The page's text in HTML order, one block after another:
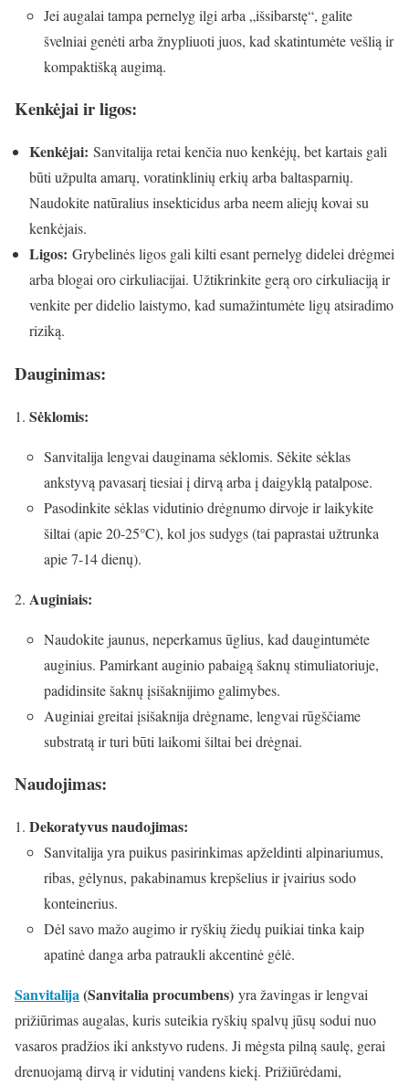
Jei augalai tampa pernelyg ilgi arba „išsibarstę“, galite
švelniai genėti arba žnypliuoti juos, kad skatintumėte vešlią ir
kompaktišką augimą.
Kenkėjai ir ligos:
Kenkėjai: Sanvitalija retai kenčia nuo kenkėjų, bet kartais gali
būti užpulta amarų, voratinklinių erkių arba baltasparnių.
Naudokite natūralius insekticidus arba neem aliejų kovai su
kenkėjais.
Ligos: Grybelinės ligos gali kilti esant pernelyg didelei drėgmei
arba blogai oro cirkuliacijai. Užtikrinkite gerą oro cirkuliaciją ir
venkite per didelio laistymo, kad sumažintumėte ligų atsiradimo
riziką.
Dauginimas:
Sėklomis:
Sanvitalija lengvai dauginama sėklomis. Sėkite sėklas
ankstyvą pavasarį tiesiai į dirvą arba į daigyklą patalpose.
Pasodinkite sėklas vidutinio drėgnumo dirvoje ir laikykite
šiltai (apie 20-25°C), kol jos sudygs (tai paprastai užtrunka
apie 7-14 dienų).
Auginiais:
Naudokite jaunus, neperkamus ūglius, kad daugintumėte
auginius. Pamirkant auginio pabaigą šaknų stimuliatoriuje,
padidinsite šaknų įsišaknijimo galimybes.
Auginiai greitai įsišaknija drėgname, lengvai rūgščiame
substratą ir turi būti laikomi šiltai bei drėgnai.
Naudojimas:
Dekoratyvus naudojimas:
Sanvitalija yra puikus pasirinkimas apželdinti alpinariumus,
ribas, gėlynus, pakabinamus krepšelius ir įvairius sodo
konteinerius.
Dėl savo mažo augimo ir ryškių žiedų puikiai tinka kaip
apatinė danga arba patraukli akcentinė gėlė.
Sanvitalija(Sanvitalia procumbens) yra žavingas ir lengvai
prižiūrimas augalas, kuris suteikia ryškių spalvų jūsų sodui nuo
vasaros pradžios iki ankstyvo rudens. Ji mėgsta pilną saulę, gerai
drenuojamą dirvą ir vidutinį vandens kiekį. Prižiūrėdami,